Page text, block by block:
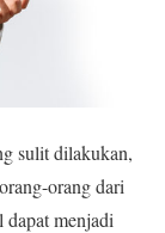
sulit dilakukan,
orang dari
dapat menjadi